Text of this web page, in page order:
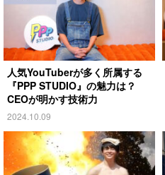
人気YouTuberが多く所属する
『PPP STUDIO』の魅力は？
CEOが明かす技術力
2024.10.09